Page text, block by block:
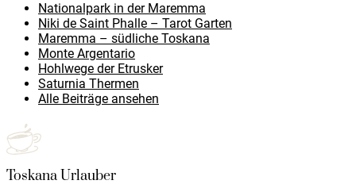
Nationalpark in der Maremma
Niki de Saint Phalle – Tarot Garten
Maremma – südliche Toskana
Monte Argentario
Hohlwege der Etrusker
Saturnia Thermen
Alle Beiträge ansehen
Toskana Urlauber